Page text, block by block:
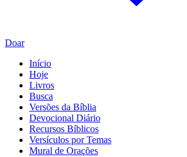
Doar
Início
Hoje
Livros
Busca
Versões da Bíblia
Devocional Diário
Recursos Bíblicos
Versículos por Temas
Mural de Orações